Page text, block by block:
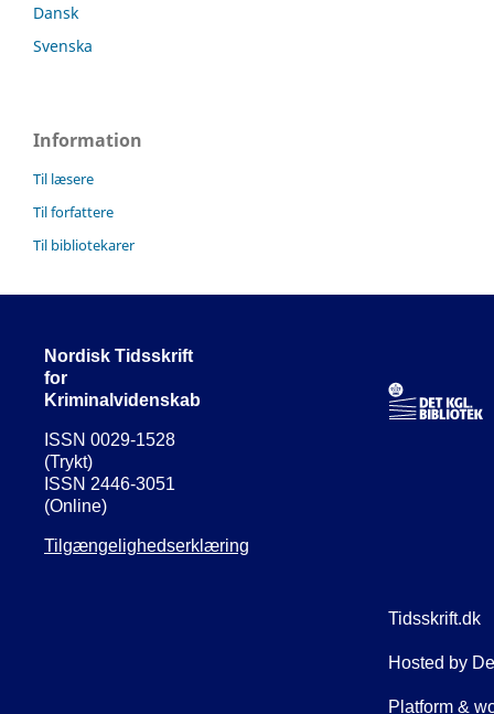
Dansk
Svenska
Information
Til læsere
Til forfattere
Til bibliotekarer
Nordisk Tidsskrift
for
Kriminalvidenskab
ISSN 0029-1528
(Trykt)
ISSN 2446-3051
(Online)
Tilgængelighedserklæring